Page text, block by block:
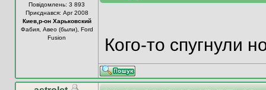
Повідомлень: 3 893
Приєднався: Apr 2008
Киев,р-он Харьковский
Фабия, Авео (были), Ford
Fusion
Кого-то спугнули